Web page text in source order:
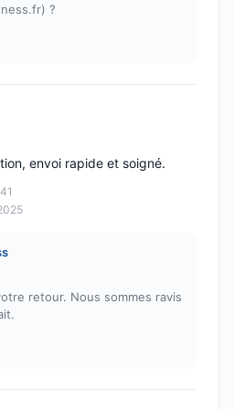
?
envoi rapide et soigné.
retour. Nous sommes ravis